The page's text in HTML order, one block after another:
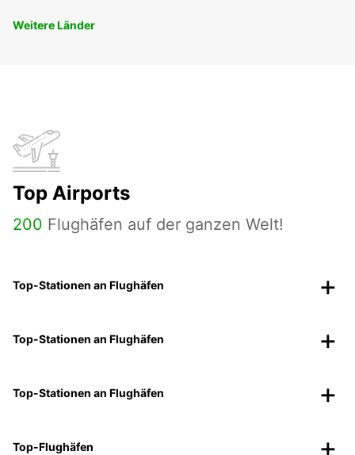
Weitere Länder
Top Airports
200 Flughäfen auf der ganzen Welt!
Top-Stationen an Flughäfen
Top-Stationen an Flughäfen
Top-Stationen an Flughäfen
Top-Flughäfen